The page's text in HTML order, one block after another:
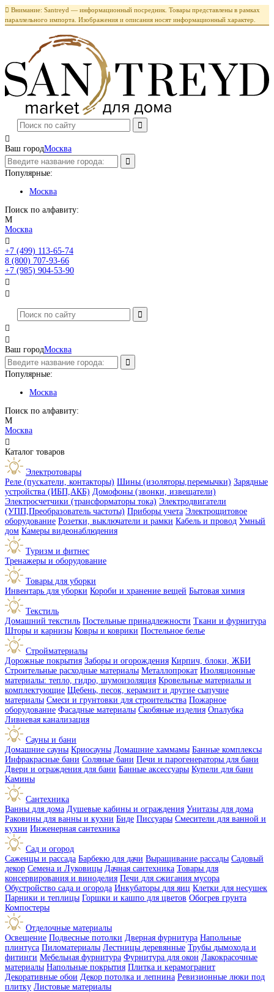
 Внимание: Santreyd — информационный посредник. Товары представлены в рамках
параллельного импорта. Изображения и описания носят информационный характер.

Ваш городМосква
Популярные:
Москва
Поиск по алфавиту:
М
Москва

+7 (499) 113-65-74
8 (800) 707-93-66
+7 (985) 904-53-90




Ваш городМосква
Популярные:
Москва
Поиск по алфавиту:
М
Москва

Каталог товаров
Электротовары
Реле (пускатели, контакторы) Шины (изоляторы,перемычки) Зарядные
устройства (ИБП,АКБ) Домофоны (звонки, извещатели)
Электросчетчики (трансформаторы тока) Электродвигатели
(УПП,Преобразователь частоты) Приборы учета Электрощитовое
оборудование Розетки, выключатели и рамки Кабель и провод Умный
дом Камеры видеонаблюдения
Туризм и фитнес
Тренажеры и оборудование
Товары для уборки
Инвентарь для уборки Короби и хранение вещей Бытовая химия
Текстиль
Домашний текстиль Постельные принадлежности Ткани и фурнитура
Шторы и карнизы Ковры и коврики Постельное белье
Стройматериалы
Дорожные покрытия Заборы и огорождения Кирпич, блоки, ЖБИ
Строительные расходные материалы Металлопрокат Изоляционные
материалы: тепло, гидро, шумоизоляция Кровельные материалы и
комплектующие Щебень, песок, керамзит и другие сыпучие
материалы Смеси и грунтовки для строительства Пожарное
оборудование Фасадные материалы Скобяные изделия Опалубка
Ливневая канализация
Сауны и бани
Домашние сауны Криосауны Домашние хаммамы Банные комплексы
Инфракрасные бани Соляные бани Печи и парогенераторы для бани
Двери и ограждения для бани Банные аксессуары Купели для бани
Камины
Сантехника
Ванны для дома Душевые кабины и ограждения Унитазы для дома
Раковины для ванны и кухни Биде Писсуары Смесители для ванной и
кухни Инженерная сантехника
Сад и огород
Саженцы и рассада Барбекю для дачи Выращивание рассады Садовый
декор Семена и Луковицы Дачная сантехника Товары для
консервирования и виноделия Печи для сжигания мусора
Обустройство сада и огорода Инкубаторы для яиц Клетки для несушек
Парники и теплицы Горшки и кашпо для цветов Обогрев грунта
Компостеры
Отделочные материалы
Освещение Подвесные потолки Дверная фурнитура Напольные
плинтуса Пиломатериалы Лестницы деревянные Трубы дымохода и
фитинги Мебельная фурнитура Фурнитура для окон Лакокрасочные
материалы Напольные покрытия Плитка и керамогранит
Декоративные обои Декор потолка и лепнина Ревизионные люки под
плитку Листовые материалы